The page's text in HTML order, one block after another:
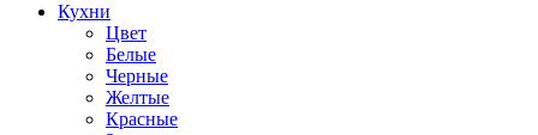
Кухни
Цвет
Белые
Черные
Желтые
Красные